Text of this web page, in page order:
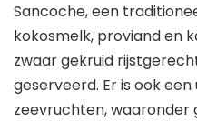
Sancoche, een
kokosmelk, proviand en
zwaar gekruid
geserveerd. Er is ook
zeevruchten, waaronder